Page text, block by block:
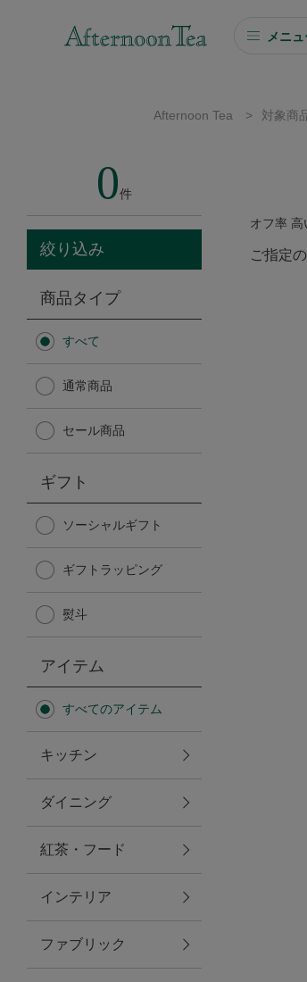
メニュ
ソーシャルギフト
カタログギフト
Afternoon Tea TEAROOM
Afternoon Tea TEAROOM
日傘
保冷バッグ
無重力シリーズ
トラベルグッズ
ランチ
バッグ
Afternoon Tea > 対象商
0件
絞り込み
商品タイプ
すべて
通常商品
セール商品
ギフト
ソーシャルギフト
ギフトラッピング
熨斗
アイテム
すべてのアイテム
キッチン
ダイニング
紅茶・フード
インテリア
ファブリック
オフ率 高
ご指定